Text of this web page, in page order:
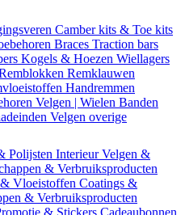
Camber kits & Toe kits
Braces Traction bars
Kogels & Hoezen Wiellagers
Remklauwen
Handremmen
Velgen | Wielen Banden
Velgen overige
Polijsten InterieurVelgen &
& Verbruiksproducten
Vloeistoffen Coatings &
& Verbruiksproducten
& Stickers Cadeaubonnen